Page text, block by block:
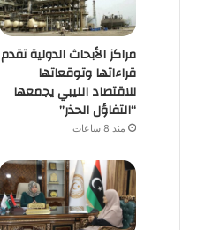
مراكز الأبحاث الدولية تقدم
قراءاتها وتوقعاتها
للاقتصاد الليبي يجمعها
“التفاؤل الحذر”
منذ 8 ساعات